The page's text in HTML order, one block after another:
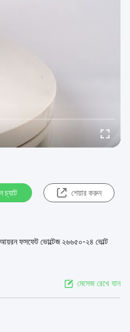
চ্যাট শেয়ার করুন
আয়রন ফসফেট ভোল্টেজ ২৬৬৫০-২৪ ভোল্ট
মেসেজ রেখে যান